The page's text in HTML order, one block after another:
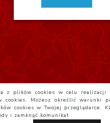
z plików cookies w celu realizacji
cookies. Możesz określić warunki
cookies w Twojej przeglądarce.
i zamknąć komunikat